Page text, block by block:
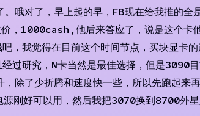
对了，早上起的早，FB现在给我推的全
，1000cash,他后来答应了，说是这个卡
我觉得在目前这个时间节点，买块显卡的
研究，N卡当然是最佳选择，但是3090
了少折腾和速度快一些，所以先跑起来
刚好可以用，然后我把3070换到8700外